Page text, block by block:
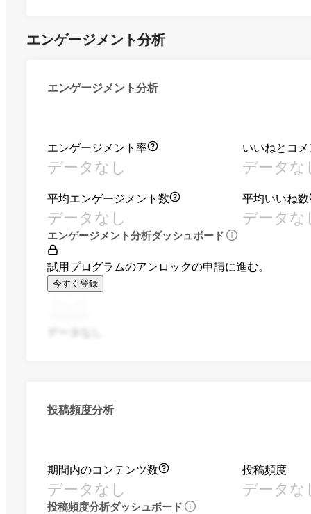
エンゲージメント分析
エンゲージメント分析
エンゲージメント率
データなし
いいねとコ
データな
平均エンゲージメント数
データなし
平均いいね数
データな
エンゲージメント分析ダッシュボード
試用プログラムのアンロックの申請に進む。
今すぐ登録
投稿頻度分析
期間内のコンテンツ数
データなし
投稿頻度
データな
投稿頻度分析ダッシュボード